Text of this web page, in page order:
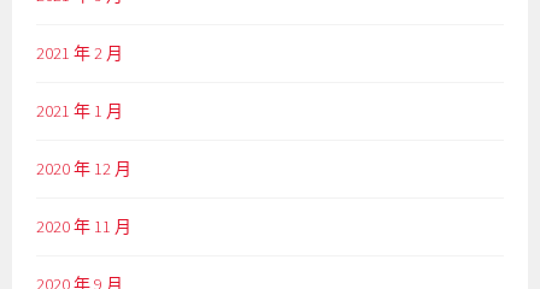
2021 年 2 月
2021 年 1 月
2020 年 12 月
2020 年 11 月
2020 年 9 月